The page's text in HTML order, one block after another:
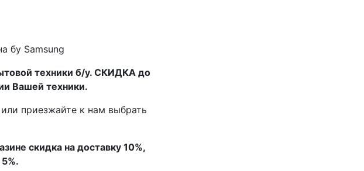
бу Samsung
техники б/у. СКИДКА до
Bашей техники.
пpиeзжaйтe к нам выбрать
скидка на доставку 10%,